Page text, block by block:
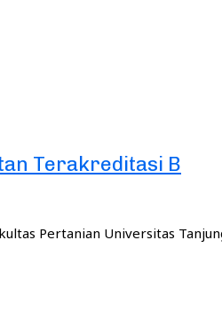
Terakreditasi B
Pertanian Universitas